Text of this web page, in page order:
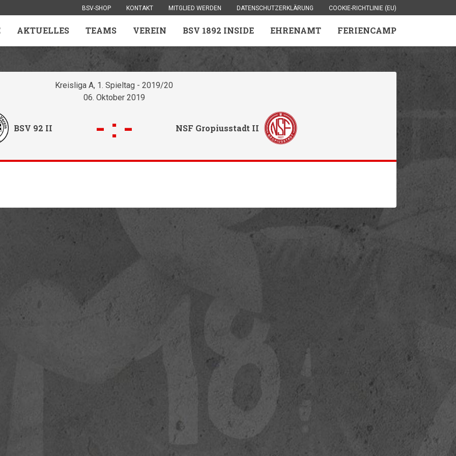
BSV-SHOP KONTAKT MITGLIED WERDEN DATENSCHUTZERKLÄRUNG COOKIE-RICHTLINIE (EU)
AKTUELLES TEAMS VEREIN BSV 1892 INSIDE EHRENAMT FERIENCAMP
Kreisliga A, 1. Spieltag - 2019/20
06. Oktober 2019
BSV 92 II - : - NSF Gropiusstadt II